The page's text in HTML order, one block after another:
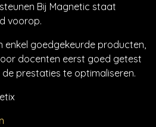
Bij Magnetic staat
voorop.
enkel goedgekeurde producten,
docenten eerst goed getest
prestaties te optimaliseren.